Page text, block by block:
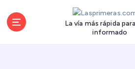
La vía más rápida
informado